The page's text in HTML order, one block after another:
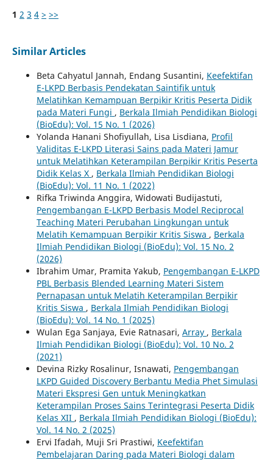
1 2 3 4 > >>
Similar Articles
Beta Cahyatul Jannah, Endang Susantini, Keefektifan
E-LKPD Berbasis Pendekatan Saintifik untuk
Melatihkan Kemampuan Berpikir Kritis Peserta Didik
pada Materi Fungi , Berkala Ilmiah Pendidikan Biologi
(BioEdu): Vol. 15 No. 1 (2026)
Yolanda Hanani Shofiyullah, Lisa Lisdiana, Profil
Validitas E-LKPD Literasi Sains pada Materi Jamur
untuk Melatihkan Keterampilan Berpikir Kritis Peserta
Didik Kelas X , Berkala Ilmiah Pendidikan Biologi
(BioEdu): Vol. 11 No. 1 (2022)
Rifka Triwinda Anggira, Widowati Budijastuti,
Pengembangan E-LKPD Berbasis Model Reciprocal
Teaching Materi Perubahan Lingkungan untuk
Melatih Kemampuan Berpikir Kritis Siswa , Berkala
Ilmiah Pendidikan Biologi (BioEdu): Vol. 15 No. 2
(2026)
Ibrahim Umar, Pramita Yakub, Pengembangan E-LKPD
PBL Berbasis Blended Learning Materi Sistem
Pernapasan untuk Melatih Keterampilan Berpikir
Kritis Siswa , Berkala Ilmiah Pendidikan Biologi
(BioEdu): Vol. 14 No. 1 (2025)
Wulan Ega Sanjaya, Evie Ratnasari, Array , Berkala
Ilmiah Pendidikan Biologi (BioEdu): Vol. 10 No. 2
(2021)
Devina Rizky Rosalinur, Isnawati, Pengembangan
LKPD Guided Discovery Berbantu Media Phet Simulasi
Materi Ekspresi Gen untuk Meningkatkan
Keterampilan Proses Sains Terintegrasi Peserta Didik
Kelas XII , Berkala Ilmiah Pendidikan Biologi (BioEdu):
Vol. 14 No. 2 (2025)
Ervi Ifadah, Muji Sri Prastiwi, Keefektifan
Pembelajaran Daring pada Materi Biologi dalam